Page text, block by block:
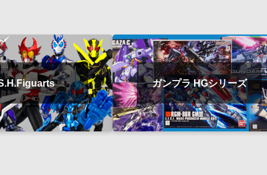
ガンプラ HGシリーズ